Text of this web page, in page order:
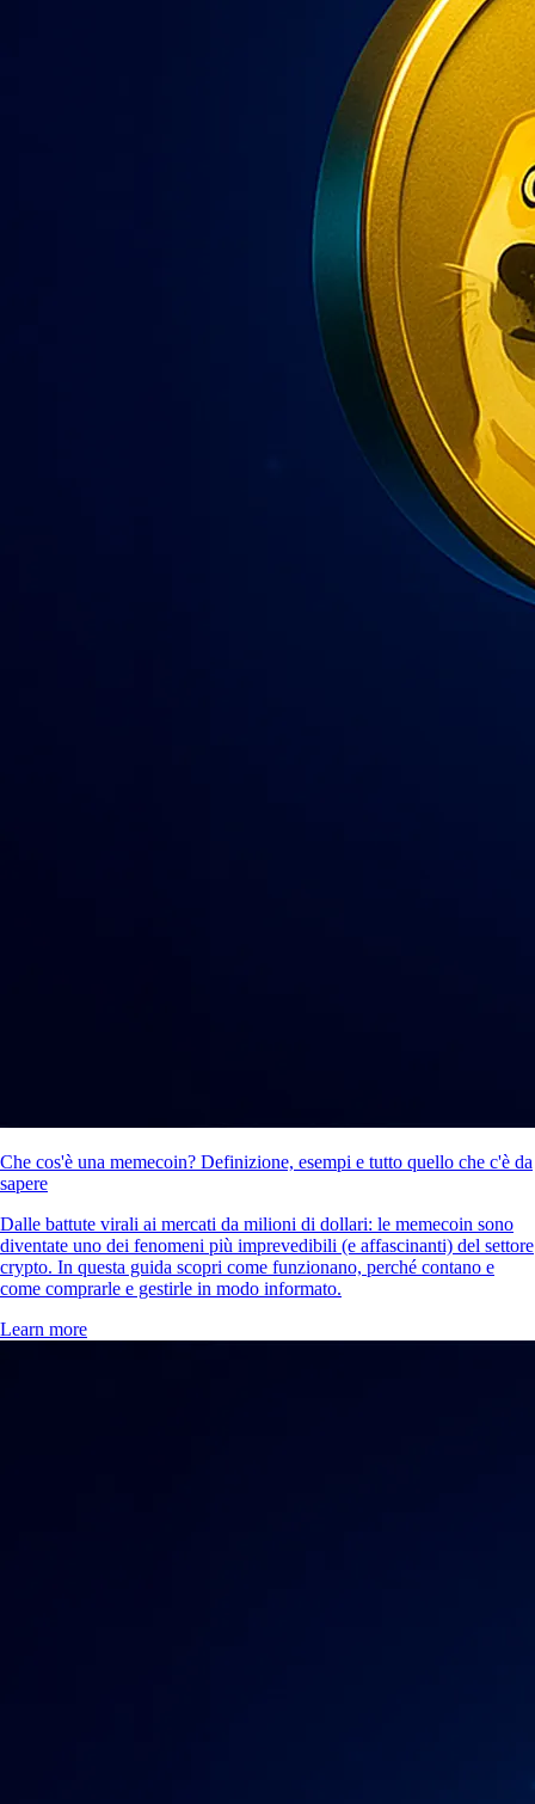
Che cos'è una memecoin? Definizione, esempi e tutto quello che c'è da
sapere
Dalle battute virali ai mercati da milioni di dollari: le memecoin sono
diventate uno dei fenomeni più imprevedibili (e affascinanti) del settore
crypto. In questa guida scopri come funzionano, perché contano e
come comprarle e gestirle in modo informato.
Learn more